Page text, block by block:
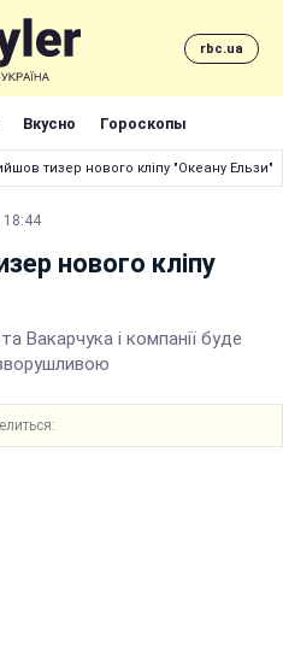
rbc.ua
Вкусно Гороскопы
тизер нового кліпу "Океану Ельзи"
18:44
нового кліпу
Вакарчука і компанії буде